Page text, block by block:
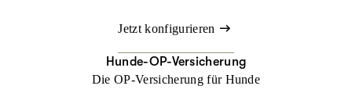
Jetzt konfigurieren
Hunde-OP-Versicherung
Die OP-Versicherung für Hunde